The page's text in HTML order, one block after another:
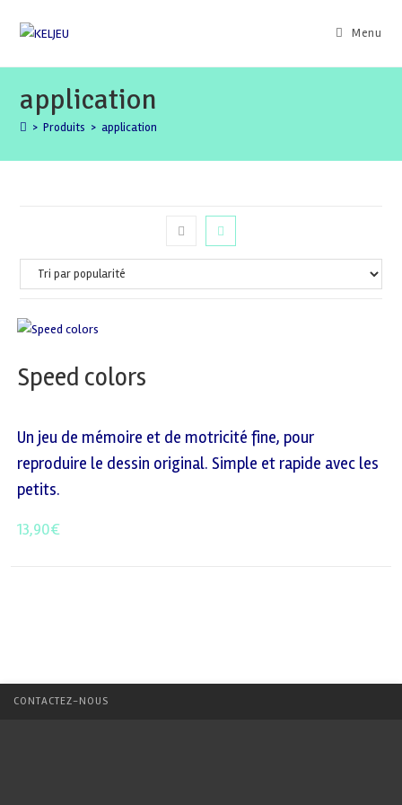
Menu
application
> Produits > application
Speed colors
Un jeu de mémoire et de motricité fine, pour
reproduire le dessin original. Simple et rapide avec les
petits.
13,90€
CONTACTEZ-NOUS